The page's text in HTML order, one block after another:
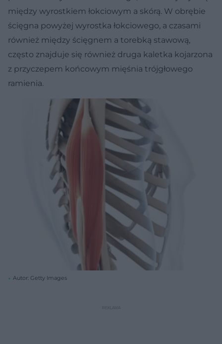
między wyrostkiem łokciowym a skórą. W obrębie
ścięgna powyżej wyrostka łokciowego, a czasami
również między ścięgnem a torebką stawową,
często znajduje się również druga kaletka kojarzona
z przyczepem końcowym mięśnia trójgłowego
ramienia.
Autor: Getty Images